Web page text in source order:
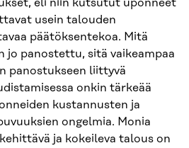
eli niin kutsutut uponneet
usein talouden
päätöksentekoa. Mitä
jo panostettu, sitä vaikeampaa
panostukseen liittyvä
onkin tärkeää
kustannusten ja
ongelmia. Monia
ja kokeileva talous on